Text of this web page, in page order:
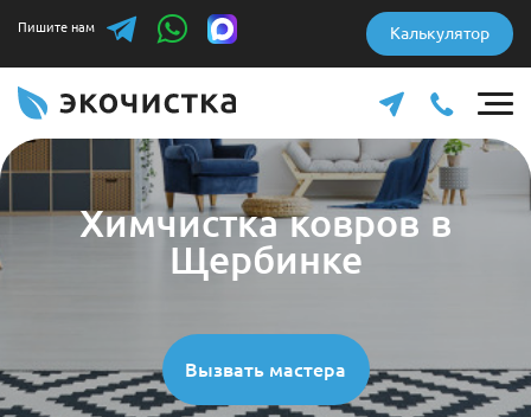
Пишите нам Калькулятор
Химчистка ковров в
Щербинке
Вызвать мастера